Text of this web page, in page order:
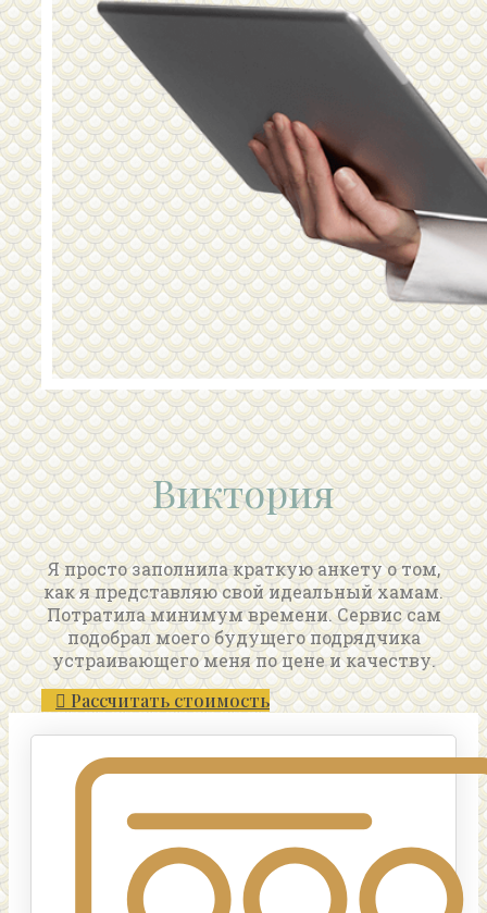
Виктория
Я просто заполнила краткую анкету о том,
как я представляю свой идеальный хамам.
Потратила минимум времени. Сервис сам
подобрал моего будущего подрядчика
устраивающего меня по цене и качеству.
Рассчитать стоимость